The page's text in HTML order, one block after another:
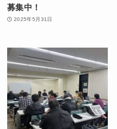
募集中！
2025年5月31日